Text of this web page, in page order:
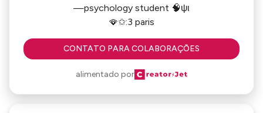
—psychology student 🧠ψι
🪭✩:3 paris
CONTATO PARA COLABORAÇÕES
alimentado por